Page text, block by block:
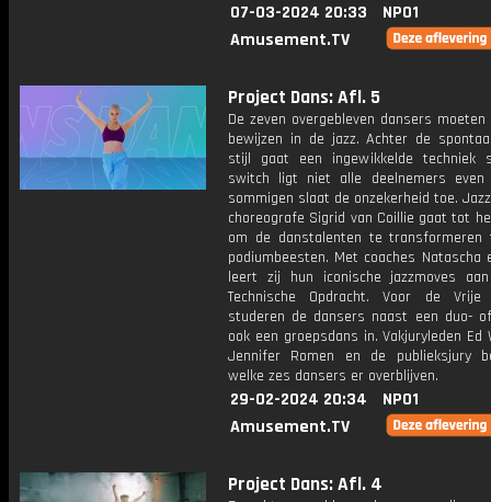
07-03-2024 20:33
NPO1
Amusement.TV
Project Dans: Afl. 5
De zeven overgebleven dansers moeten
bewijzen in de jazz. Achter de
stijl gaat een ingewikkelde techniek
switch ligt niet alle deelnemers even
sommigen slaat de onzekerheid toe.
choreografe Sigrid van Coillie gaat tot
om de danstalenten te
podiumbeesten. Met coaches Natascha
leert zij hun iconische jazzmoves
Technische Opdracht. Voor de Vrije
studeren de dansers naast een duo-
ook een groepsdans in. Vakjuryleden Ed
Jennifer Romen en de publieksjury
welke zes dansers er overblijven.
29-02-2024 20:34
NPO1
Amusement.TV
Project Dans: Afl. 4